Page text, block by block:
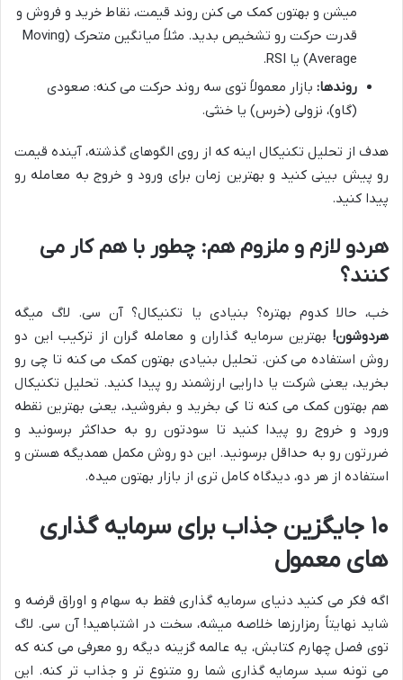
میشن و بهتون کمک می کنن روند قیمت، نقاط خرید و فروش و
قدرت حرکت رو تشخیص بدید. مثلاً میانگین متحرک (Moving
Average) یا RSI.
روندها: بازار معمولاً توی سه روند حرکت می کنه: صعودی
(گاو)، نزولی (خرس) یا خنثی.
هدف از تحلیل تکنیکال اینه که از روی الگوهای گذشته، آینده قیمت
رو پیش بینی کنید و بهترین زمان برای ورود و خروج به معامله رو
پیدا کنید.
هردو لازم و ملزوم هم: چطور با هم کار می
کنند؟
خب، حالا کدوم بهتره؟ بنیادی یا تکنیکال؟ آن سی. لاگ میگه
هردوشون! بهترین سرمایه گذاران و معامله گران از ترکیب این دو
روش استفاده می کنن. تحلیل بنیادی بهتون کمک می کنه تا چی رو
بخرید، یعنی شرکت یا دارایی ارزشمند رو پیدا کنید. تحلیل تکنیکال
هم بهتون کمک می کنه تا کی بخرید و بفروشید، یعنی بهترین نقطه
ورود و خروج رو پیدا کنید تا سودتون رو به حداکثر برسونید و
ضررتون رو به حداقل برسونید. این دو روش مکمل همدیگه هستن و
استفاده از هر دو، دیدگاه کامل تری از بازار بهتون میده.
۱۰ جایگزین جذاب برای سرمایه گذاری
های معمول
اگه فکر می کنید دنیای سرمایه گذاری فقط به سهام و اوراق قرضه و
شاید نهایتاً رمزارزها خلاصه میشه، سخت در اشتباهید! آن سی. لاگ
توی فصل چهارم کتابش، یه عالمه گزینه دیگه رو معرفی می کنه که
می تونه سبد سرمایه گذاری شما رو متنوع تر و جذاب تر کنه. این